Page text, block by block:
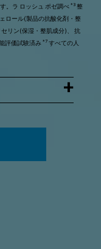
。ラ ロッシュ ポゼ調べ *3 整
ロール(製品の抗酸化剤・整
セリン(保湿・整肌成分)、 抗
評価試験済み *7 すべての人